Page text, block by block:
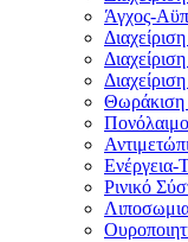
Άγχος-
Θωράκιση
Ρινικό